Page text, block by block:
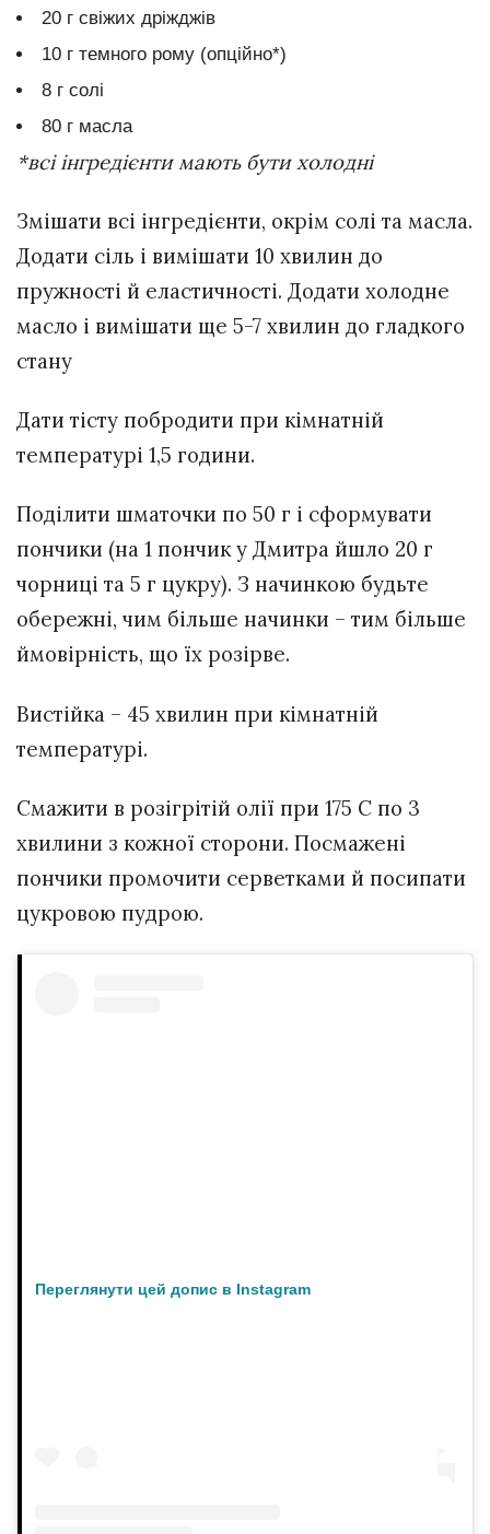
20 г свіжих дріжджів
10 г темного рому (опційно*)
8 г солі
80 г масла
*всі інгредієнти мають бути холодні
Змішати всі інгредієнти, окрім солі та масла.
Додати сіль і вимішати 10 хвилин до
пружності й еластичності. Додати холодне
масло і вимішати ще 5-7 хвилин до гладкого
стану
Дати тісту побродити при кімнатній
температурі 1,5 години.
Поділити шматочки по 50 г і сформувати
пончики (на 1 пончик у Дмитра йшло 20 г
чорниці та 5 г цукру). З начинкою будьте
обережні, чим більше начинки – тим більше
ймовірність, що їх розірве.
Вистійка – 45 хвилин при кімнатній
температурі.
Смажити в розігрітій олії при 175 С по 3
хвилини з кожної сторони. Посмажені
пончики промочити серветками й посипати
цукровою пудрою.
Переглянути цей допис в Instagram